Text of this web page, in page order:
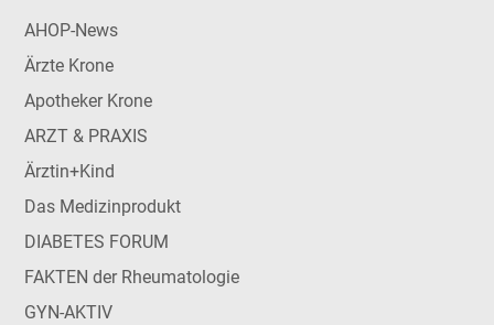
AHOP-News
Ärzte Krone
Apotheker Krone
ARZT & PRAXIS
Ärztin+Kind
Das Medizinprodukt
DIABETES FORUM
FAKTEN der Rheumatologie
GYN-AKTIV